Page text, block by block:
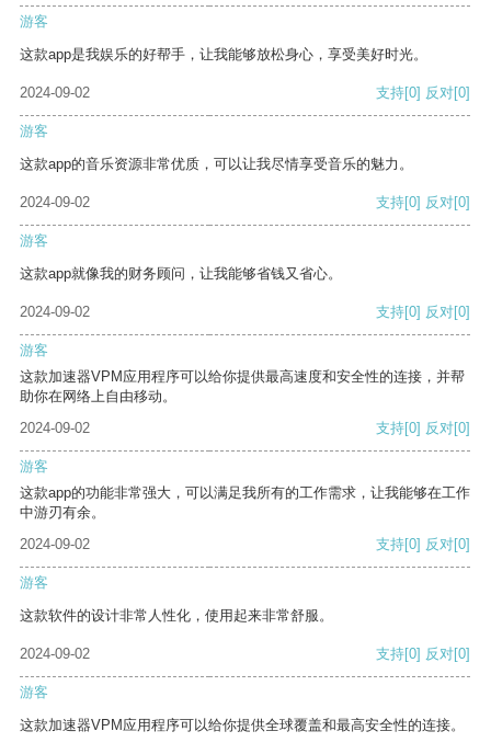
游客
这款app是我娱乐的好帮手，让我能够放松身心，享受美好时光。
2024-09-02 支持[0] 反对[0]
游客
这款app的音乐资源非常优质，可以让我尽情享受音乐的魅力。
2024-09-02 支持[0] 反对[0]
游客
这款app就像我的财务顾问，让我能够省钱又省心。
2024-09-02 支持[0] 反对[0]
游客
这款加速器VPM应用程序可以给你提供最高速度和安全性的连接，并帮
助你在网络上自由移动。
2024-09-02
支持[0] 反对[0]
游客
这款app的功能非常强大，可以满足我所有的工作需求，让我能够在工作
中游刃有余。
2024-09-02
支持[0] 反对[0]
游客
这款软件的设计非常人性化，使用起来非常舒服。
2024-09-02 支持[0] 反对[0]
游客
这款加速器VPM应用程序可以给你提供全球覆盖和最高安全性的连接。